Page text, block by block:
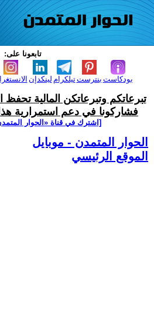
تابعونا على:
لينكدإن تيلكرامبنترست بودكاست
تبرعاتكم وتبرعاتكن المالية تحفظ
فشاركونا في دعم استمرارية
[اشترك في قناة ‫«الحوار
الحوار المتمدن - موبايل
الموقع الرئيسي